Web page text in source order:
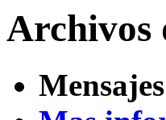
Archivos